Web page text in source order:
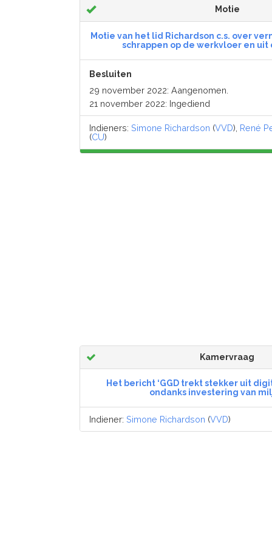
Motie
Motie van het lid Richardson c.s. over
schrappen op de werkvloer en
Besluiten
29 november 2022: Aangenomen.
21 november 2022: Ingediend
Indieners: Simone Richardson (VVD), René
(CU)
Kamervraag
Het bericht ‘GGD trekt stekker uit
ondanks investering van
Indiener: Simone Richardson (VVD)